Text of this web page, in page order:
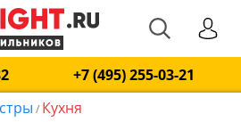
+7 (495) 255-03-21
/ Кухня